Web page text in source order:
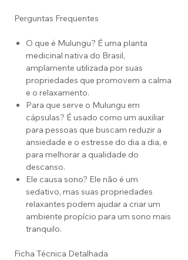
Perguntas Frequentes
O que é Mulungu? É uma planta
medicinal nativa do Brasil,
amplamente utilizada por suas
propriedades que promovem a calma
e o relaxamento.
Para que serve o Mulungu em
cápsulas? É usado como um auxiliar
para pessoas que buscam reduzir a
ansiedade e o estresse do dia a dia, e
para melhorar a qualidade do
descanso.
Ele causa sono? Ele não é um
sedativo, mas suas propriedades
relaxantes podem ajudar a criar um
ambiente propício para um sono mais
tranquilo.
Ficha Técnica Detalhada